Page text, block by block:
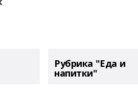
Рубрика "Еда и
напитки"